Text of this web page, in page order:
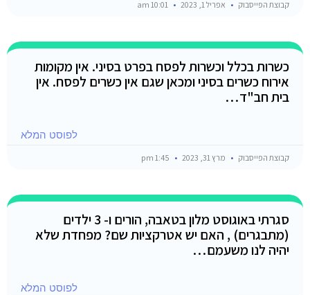
קבוצת הפייסבוק אפריל 1, 2023
כשרות בכלל וכשרות לפסח בפרט בסיני. אין מקומות
אירוח כשרים בסיני ומכאן שגם אין כשרים לפסח. אין
בית חב"ד…
לפוסט המלא
קבוצת הפייסבוק מרץ 31, 2023
סגרתי באוגוסט מלון בטאבה, הורים ו- 3 ילדים
(מתבגרים) , האם יש אטרקציות שם? מפחדת שלא
יהיה לנו משעמם…
לפוסט המלא